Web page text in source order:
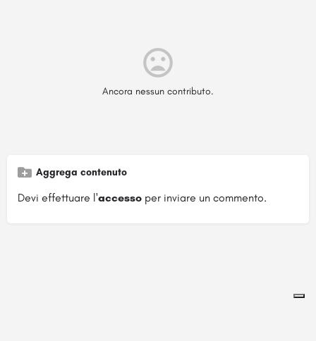
Ancora nessun contributo.
Aggrega contenuto
Devi effettuare l'accesso per inviare un commento.